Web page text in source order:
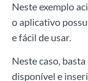
Neste exemplo
o aplicativo
e fácil de usar.
Neste caso,
disponível e